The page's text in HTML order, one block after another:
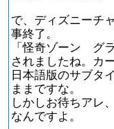
で、ディズニーチ
事終了。
「怪奇ゾーン グ
されましたね。カ
日本語版のサブタ
ままですな。
しかしお待ちアレ
なんですよ。